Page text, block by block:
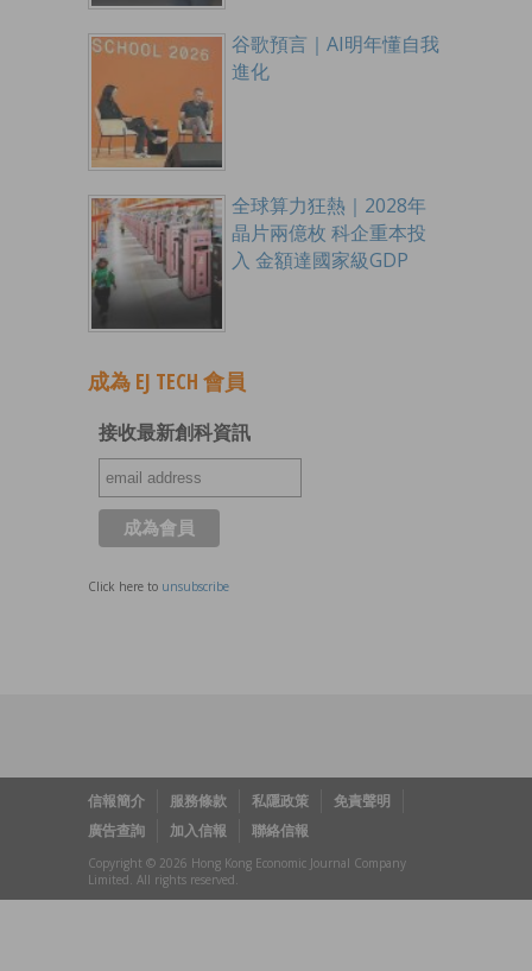
谷歌預言｜AI明年懂自我
進化
全球算力狂熱｜2028年
晶片兩億枚 科企重本投
入 金額達國家級GDP
成為 EJ TECH 會員
接收最新創科資訊
Click here to unsubscribe
信報簡介 服務條款 私隱政策
免責聲明
廣告查詢
加入信報 聯絡信報
Copyright © 2026 Hong Kong Economic Journal Company
Limited. All rights reserved.